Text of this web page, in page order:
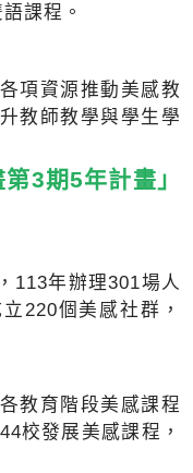
課程。
項資源推動美感教
教師教學與學生學
3期5年計畫」
113年辦理301場人
220個美感社群，
教育階段美感課程
校發展美感課程，